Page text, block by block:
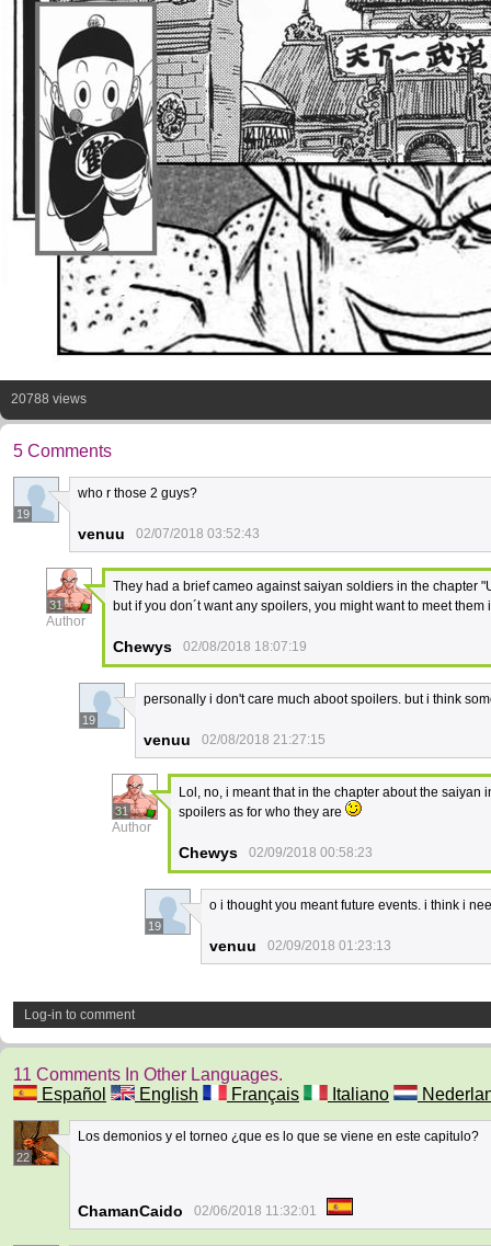
20788 views
5 Comments
19
who r those 2 guys?
venuu 02/07/2018 03:52:43
31
Author
They had a brief cameo against saiyan soldiers in the chapter
but if you don´t want any spoilers, you might want to meet
Chewys 02/08/2018 18:07:19
19
personally i don't care much aboot spoilers. but i think
venuu 02/08/2018 21:27:15
31
Author
Lol, no, i meant that in the chapter about the
spoilers as for who they are
Chewys 02/09/2018 00:58:23
19
o i thought you meant future events. i think i
venuu 02/09/2018 01:23:13
Log-in to comment
11 Comments In Other Languages.
Español
English Français Italiano
22
Los demonios y el torneo ¿que es lo que se viene en este capitulo?
ChamanCaido 02/06/2018 11:32:01